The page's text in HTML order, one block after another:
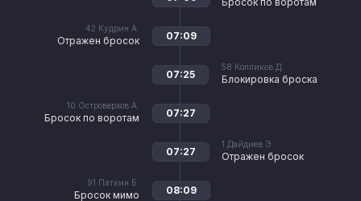
42 Кудрин А.
Отражен бросок 07:09
58 Колпиков Д.
Блокировка броска
07:25
10 Островерхов А.
Бросок по воротам 07:27
1 Дайдиев Э.
Отражен бросок
07:27
91 Паткин Б.
Бросок мимо 08:09